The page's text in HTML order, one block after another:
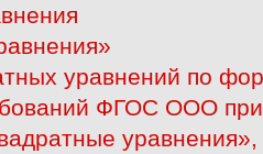
уравнений по
ФГОС ООО
уравнения»,